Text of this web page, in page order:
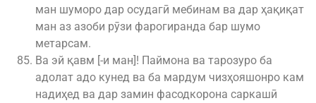
ман шуморо дар осудагӣ мебинам ва дар ҳақиқат
ман аз азоби рӯзи фарогиранда бар шумо
метарсам.
Ва эй қавм [-и ман]! Паймона ва тарозуро ба
адолат адо кунед ва ба мардум чизҳояшонро кам
надиҳед ва дар замин фасодкорона саркашӣ